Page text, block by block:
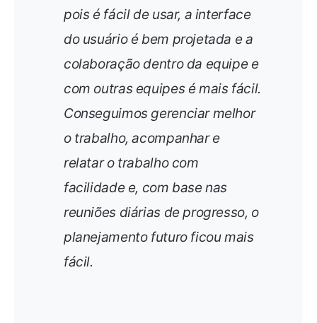
pois é fácil de usar, a interface
do usuário é bem projetada e a
colaboração dentro da equipe e
com outras equipes é mais fácil.
Conseguimos gerenciar melhor
o trabalho, acompanhar e
relatar o trabalho com
facilidade e, com base nas
reuniões diárias de progresso, o
planejamento futuro ficou mais
fácil.